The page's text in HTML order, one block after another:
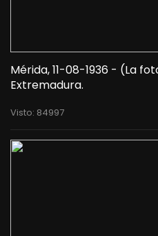
Mérida, 11-08-1936 - (La
Extremadura.
Visto: 84997